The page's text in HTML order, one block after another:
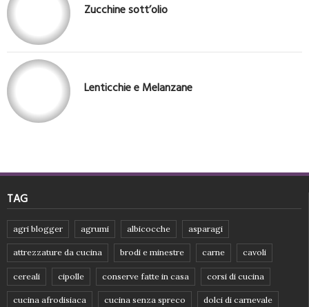
Zucchine sott’olio
Lenticchie e Melanzane
TAG
agri blogger agrumi albicocche asparagi
attrezzature da cucina brodi e minestre carne cavoli
cereali cipolle conserve fatte in casa corsi di cucina
cucina afrodisiaca cucina senza spreco dolci di carnevale